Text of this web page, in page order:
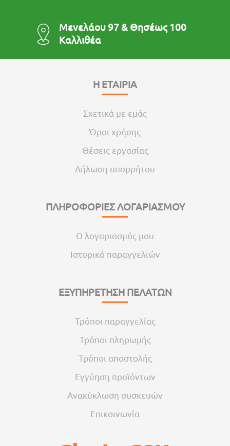
Μενελάου 97 & Θησέως 100
Καλλιθέα
Η ΕΤΑΙΡΙΑ
Σχετικά με εμάς
Όροι χρήσης
Θέσεις εργασίας
Δήλωση απορρήτου
ΠΛΗΡΟΦΟΡΙΕΣ ΛΟΓΑΡΙΑΣΜΟΥ
Ο λογαριασμός μου
Ιστορικό παραγγελιών
ΕΞΥΠΗΡΕΤΗΣΗ ΠΕΛΑΤΩΝ
Τρόποι παραγγελίας
Τρόποι πληρωμής
Τρόποι αποστολής
Εγγύηση προϊόντων
Ανακύκλωση συσκευών
Επικοινωνία